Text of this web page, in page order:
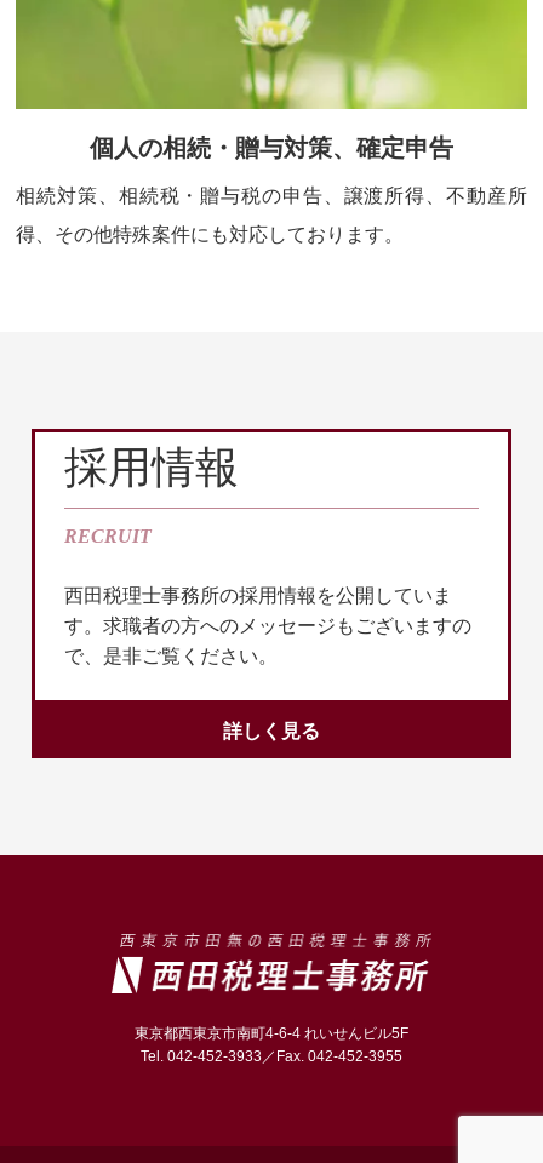
個人の相続・贈与対策、確定申告
相続対策、相続税・贈与税の申告、譲渡所得、不動産所
得、その他特殊案件にも対応しております。
採用情報
RECRUIT
西田税理士事務所の採用情報を公開していま
す。求職者の方へのメッセージもございますの
で、是非ご覧ください。
詳しく見る
東京都西東京市南町4-6-4 れいせんビル5F
Tel. 042-452-3933 ／Fax. 042-452-3955